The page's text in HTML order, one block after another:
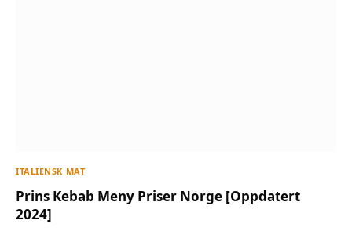
ITALIENSK MAT
Prins Kebab Meny Priser Norge [Oppdatert
2024]